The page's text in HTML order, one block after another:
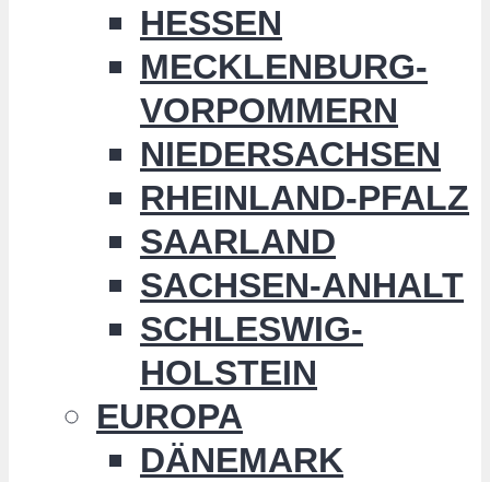
HESSEN
MECKLENBURG-
VORPOMMERN
NIEDERSACHSEN
RHEINLAND-PFALZ
SAARLAND
SACHSEN-ANHALT
SCHLESWIG-
HOLSTEIN
EUROPA
DÄNEMARK